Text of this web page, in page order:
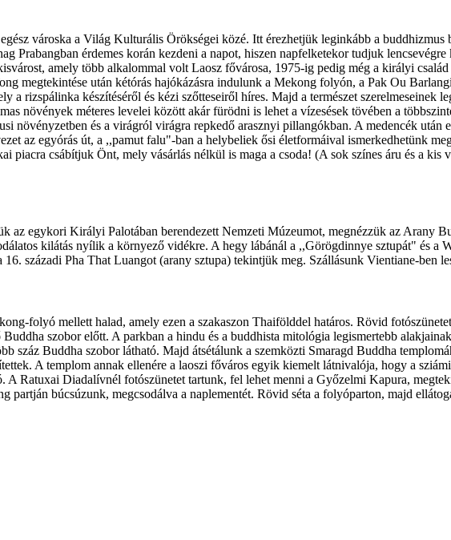
városka a Világ Kulturális Örökségei közé. Itt érezhetjük leginkább a buddhizmus
Prabangban érdemes korán kezdeni a napot, hiszen napfelketekor tudjuk
amely több alkalommal volt Laosz fővárosa, 1975-ig pedig még a királyi
megtekintése után kétórás hajókázásra indulunk a Mekong folyón, a Pak Ou
rizspálinka készítéséről és kézi szőtteseiről híres. Majd a természet szerelmeseinek
növények méteres levelei között akár fürödni is lehet a vízesések tövében a
növényzetben és a virágról virágra repkedő arasznyi pillangókban. A medencék után
az egyórás út, a ,,pamut falu"-ban a helybeliek ősi életformáival ismerkedhetünk
piacra csábítjuk Önt, mely vásárlás nélkül is maga a csoda! (A sok színes áru és a
az egykori Királyi Palotában berendezett Nemzeti Múzeumot, megnézzük az Arany
kilátás nyílik a környező vidékre. A hegy lábánál a ,,Görögdinnye sztupát" és a
századi Pha That Luangot (arany sztupa) tekintjük meg. Szállásunk Vientiane-ben
folyó mellett halad, amely ezen a szakaszon Thaifölddel határos. Rövid
szobor előtt. A parkban a hindu és a buddhista mitológia legismertebb
száz Buddha szobor látható. Majd átsétálunk a szemközti Smaragd Buddha
A templom annak ellenére a laoszi főváros egyik kiemelt látnivalója, hogy a
Ratuxai Diadalívnél fotószünetet tartunk, fel lehet menni a Győzelmi Kapura,
búcsúzunk, megcsodálva a naplementét. Rövid séta a folyóparton, majd